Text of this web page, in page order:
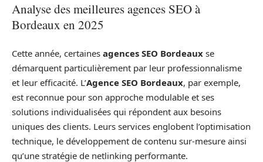
Analyse des meilleures agences SEO à
Bordeaux en 2025
Cette année, certaines agences SEO Bordeaux se
démarquent particulièrement par leur professionnalisme
et leur efficacité. L’Agence SEO Bordeaux, par exemple,
est reconnue pour son approche modulable et ses
solutions individualisées qui répondent aux besoins
uniques des clients. Leurs services englobent l’optimisation
technique, le développement de contenu sur-mesure ainsi
qu’une stratégie de netlinking performante.